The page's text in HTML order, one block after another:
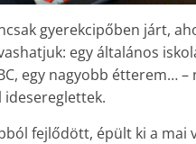
gyerekcipőben járt,
egy általános
egy nagyobb étterem…
fejlődött, épült ki a